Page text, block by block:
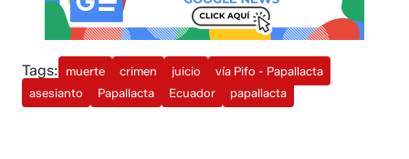
Tags: muerte crimen juicio
vía Pifo - Papallacta
asesianto
Papallacta Ecuador papallacta